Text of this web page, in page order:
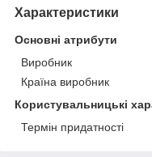
Характеристики
Основні атрибути
Виробник
Країна виробник
Користувальницькі
Термін придатності